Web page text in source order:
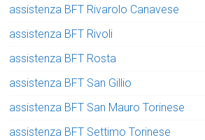
assistenza BFT Rivarolo Canavese
assistenza BFT Rivoli
assistenza BFT Rosta
assistenza BFT San Gillio
assistenza BFT San Mauro Torinese
assistenza BFT Settimo Torinese